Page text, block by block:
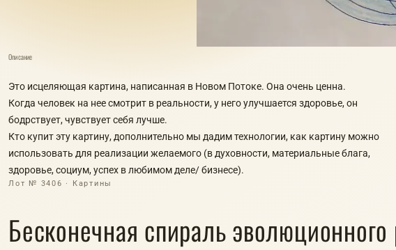
Описание
Это исцеляющая картина, написанная в Новом Потоке. Она очень ценна.
Когда человек на нее смотрит в реальности, у него улучшается здоровье, он
бодрствует, чувствует себя лучше.
Кто купит эту картину, дополнительно мы дадим технологии, как картину можно
использовать для реализации желаемого (в духовности, материальные блага,
здоровье, социум, успех в любимом деле/ бизнесе).
Лот № 3406 · Картины
Бесконечная спираль